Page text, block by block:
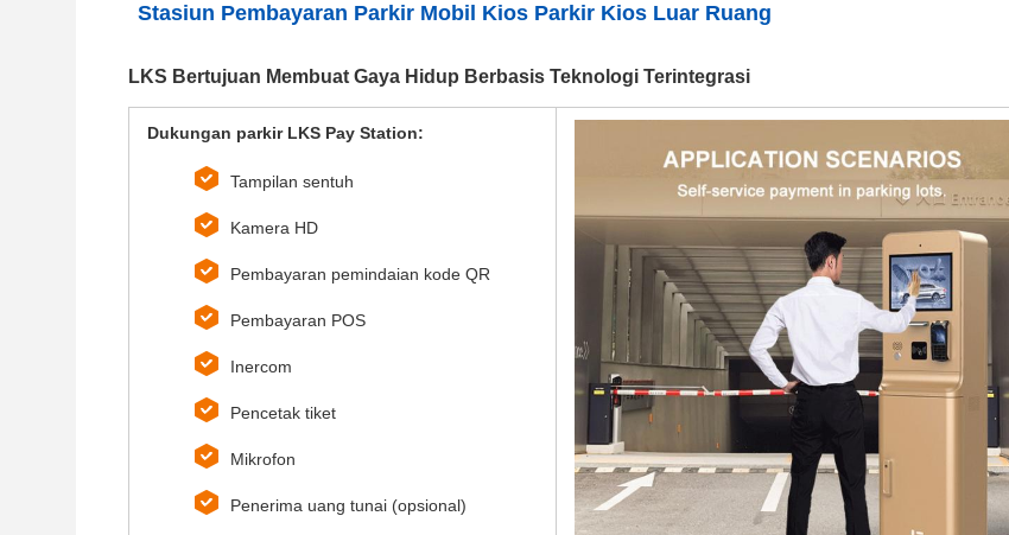
Stasiun Pembayaran Parkir Mobil Kios Parkir Kios Luar Ruang
LKS Bertujuan Membuat Gaya Hidup Berbasis Teknologi Terintegrasi
Dukungan parkir LKS Pay Station:
Tampilan sentuh
Kamera HD
Pembayaran pemindaian kode QR
Pembayaran POS
Inercom
Pencetak tiket
Mikrofon
Penerima uang tunai (opsional)